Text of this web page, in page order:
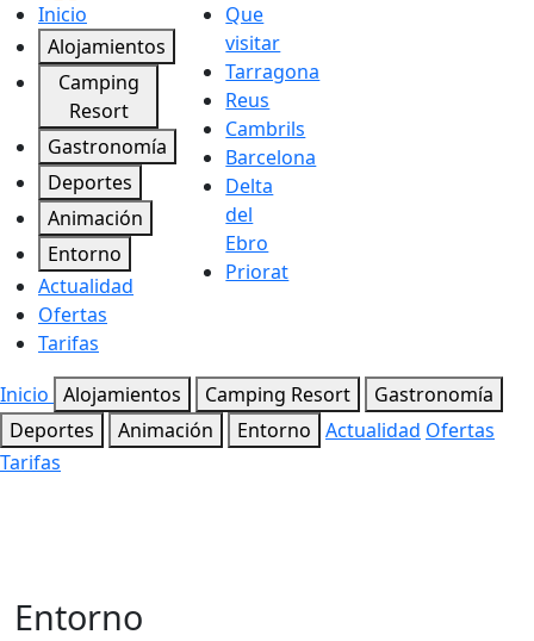
Inicio
Alojamientos
Camping
Resort
Gastronomía
Deportes
Animación
Entorno
Actualidad
Ofertas
Tarifas
Que
visitar
Tarragona
Reus
Cambrils
Barcelona
Delta
del
Ebro
Priorat
Inicio Alojamientos Camping Resort
Gastronomía
Deportes
Animación Entorno Actualidad Ofertas
Tarifas
Entorno